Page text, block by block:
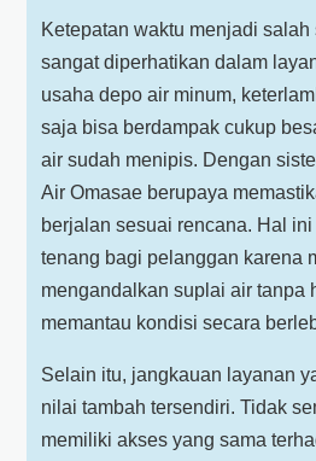
Ketepatan waktu menjadi salah
sangat diperhatikan dalam
usaha depo air minum,
saja bisa berdampak cukup
air sudah menipis. Dengan
Air Omasae berupaya
berjalan sesuai rencana. Hal
tenang bagi pelanggan karena
mengandalkan suplai air tanpa
memantau kondisi secara
Selain itu, jangkauan layanan
nilai tambah tersendiri. Tidak
memiliki akses yang sama